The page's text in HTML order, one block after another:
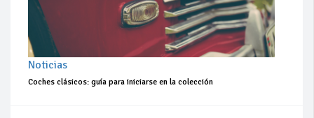
Noticias
Coches clásicos: guía para iniciarse en la colección